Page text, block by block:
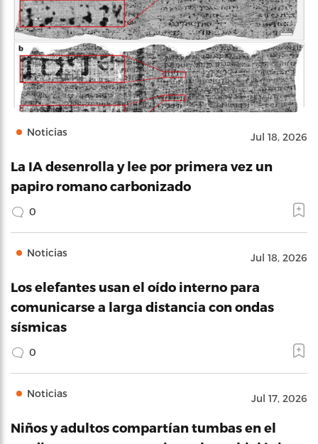
Noticias Jul 18, 2026
La IA desenrolla y lee por primera vez un
papiro romano carbonizado
0
Noticias Jul 18, 2026
Los elefantes usan el oído interno para
comunicarse a larga distancia con ondas
sísmicas
0
Noticias Jul 17, 2026
Niños y adultos compartían tumbas en el